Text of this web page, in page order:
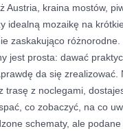
Austria, kraina mostów,
idealną mozaikę na
zaskakująco
jest prosta: dawać
da się zrealizować.
trasę z noclegami,
co zobaczyć, na co
schematy, ale podane